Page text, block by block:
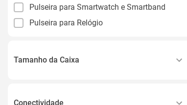
Pulseira para Smartwatch e Smartband
Pulseira para Relógio
Tamanho da Caixa
Conectividade